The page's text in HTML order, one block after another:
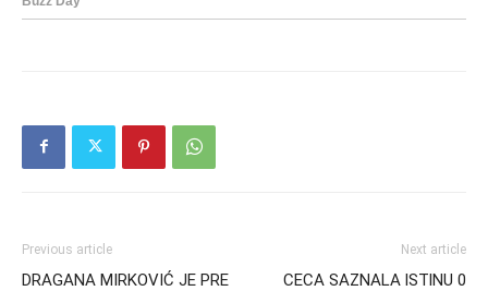
Previous article
DRAGANA MIRKOVIĆ JE PRE
Next article
CECA SAZNALA lSTlNU 0